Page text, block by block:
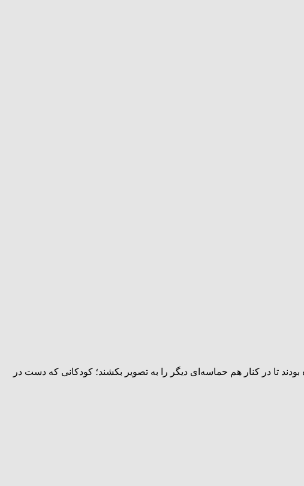
تا در کنار هم حماسه‌ای دیگر را به تصویر بکشند؛ کودکانی که دست در